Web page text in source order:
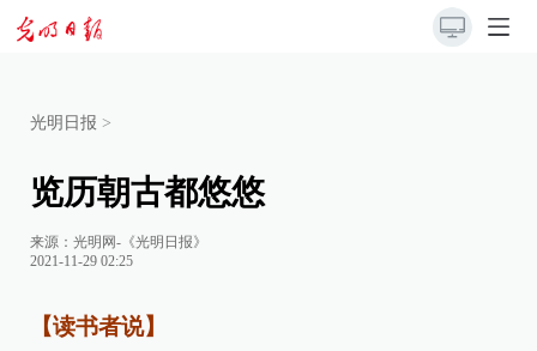
光明日报 >
览历朝古都悠悠
来源： 光明网-《光明日报》
2021-11-29 02:25
【读书者说】